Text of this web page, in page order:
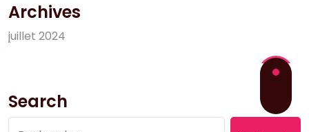
Archives
juillet 2024
Search